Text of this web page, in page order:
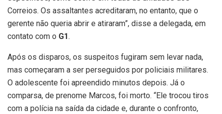
Correios. Os assaltantes acreditaram, no entanto, que o
gerente não queria abrir e atiraram”, disse a delegada, em
contato com o G1.
Após os disparos, os suspeitos fugiram sem levar nada,
mas começaram a ser perseguidos por policiais militares.
O adolescente foi apreendido minutos depois. Já o
comparsa, de prenome Marcos, foi morto. “Ele trocou tiros
com a polícia na saída da cidade e, durante o confronto,